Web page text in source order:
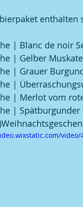
enthalten
| Blanc de noir
| Gelber
| Grauer
|
| Merlot vom
|